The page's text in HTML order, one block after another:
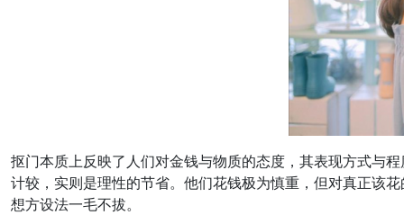
抠门本质上反映了人们对金钱与物质的态度，其表现方式与
计较，实则是理性的节省。他们花钱极为慎重，但对真正该
想方设法一毛不拔。